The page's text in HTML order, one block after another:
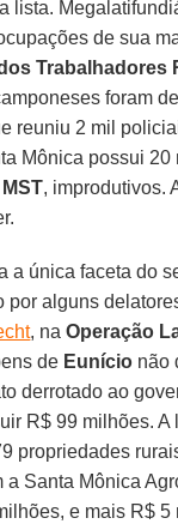
lista.
de sua
Trabalhadores
foram
reuniu 2 mil
Mônica possui 20
MST, improdutivos.
a única faceta do
por alguns
, naOperação
de Eunício não
derrotado ao
R$ 99 milhões. A
propriedades
a Santa Mônica
e mais R$ 5